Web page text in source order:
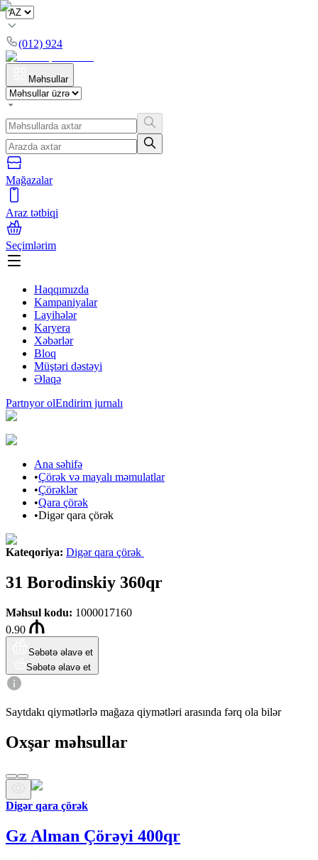
(012) 924
Məhsullar
Mağazalar
Araz tətbiqi
Seçimlərim
Haqqımızda
Kampaniyalar
Layihələr
Karyera
Xəbərlər
Bloq
Müştəri dəstəyi
Əlaqə
Partnyor olEndirim jurnalı
Ana səhifə
•Çörək və mayalı məmulatlar
•Çörəklər
•Qara çörək
•Digər qara çörək
Kateqoriya: Digər qara çörək
31 Borodinskiy 360qr
Məhsul kodu: 1000017160
0.90
Səbətə əlavə et
Səbətə əlavə et
Saytdakı qiymətlərlə mağaza qiymətləri arasında fərq ola bilər
Oxşar məhsullar
Digər qara çörək
Gz Alman Çörəyi 400qr